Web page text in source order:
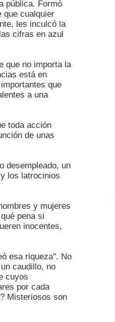
pública. Formó
que cualquier
les inculcó la
cifras en azul
que no importa la
está en
que
a una
toda acción
de unas
desempleado, un
los latrocinios
y mujeres
pena si
inocentes,
esa riqueza". No
caudillo, no
cuyos
por cada
Misteriosos son